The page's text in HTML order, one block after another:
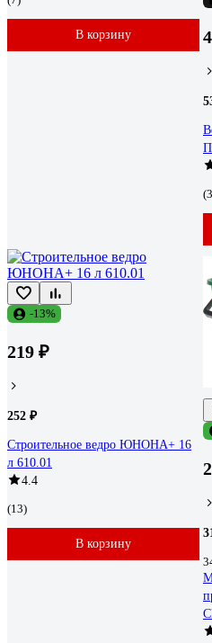
В корзину
-13%
219 ₽
252 ₽
Строительное ведро ЮНОНА+ 16
л 610.01
4.4
(13)
В корзину